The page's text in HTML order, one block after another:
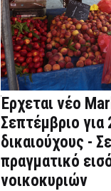
Έρχεται νέο
Σεπτέμβριο
δικαιούχους -
πραγματικό
νοικοκυριών